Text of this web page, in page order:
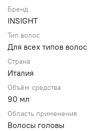
Бренд
INSIGHT
Тип волос
Для всех типов волос
Страна
Италия
Объём средства
90 мл
Область применения
Волосы головы